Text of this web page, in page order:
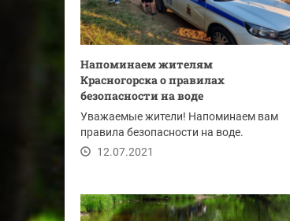
Напоминаем жителям
Красногорска о правилах
безопасности на воде
Уважаемые жители! Напоминаем вам
правила безопасности на воде.
12.07.2021